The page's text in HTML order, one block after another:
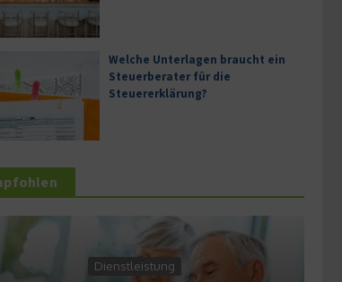
Welche Unterlagen braucht ein
Steuerberater für die
Steuererklärung?